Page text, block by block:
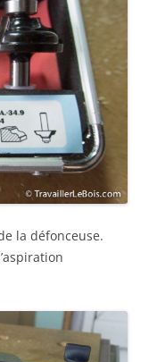
la défonceuse.